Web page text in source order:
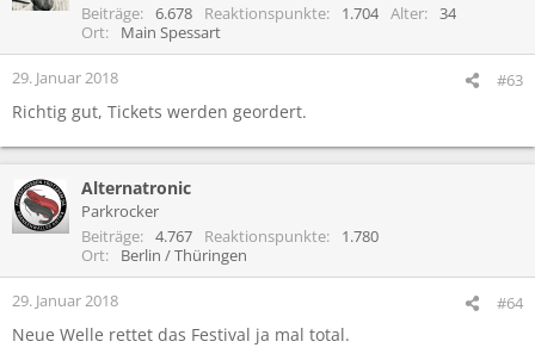
Beiträge
6.678 Reaktionspunkte 1.704 Alter
34
Ort
Main Spessart
29. Januar 2018 #63
Richtig gut, Tickets werden geordert.
Alternatronic
Parkrocker
Beiträge
4.767 Reaktionspunkte
1.780
Ort
Berlin / Thüringen
29. Januar 2018 #64
Neue Welle rettet das Festival ja mal total.